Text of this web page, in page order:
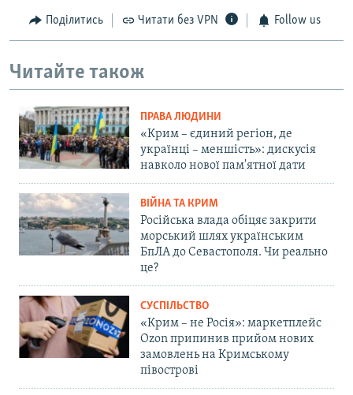
Поділитись Читати без VPN Follow us
Читайте також
ПРАВА ЛЮДИНИ
«Крим – єдиний регіон, де
українці – меншість»: дискусія
навколо нової пам'ятної дати
ВІЙНА ТА КРИМ
Російська влада обіцяє закрити
морський шлях українським
БпЛА до Севастополя. Чи реально
це?
СУСПІЛЬСТВО
«Крим – не Росія»: маркетплейс
Ozon припинив прийом нових
замовлень на Кримському
півострові